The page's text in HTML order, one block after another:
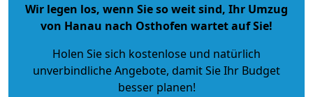
Wir legen los, wenn Sie so weit sind, Ihr Umzug
von Hanau nach Osthofen wartet auf Sie!
Holen Sie sich kostenlose und natürlich
unverbindliche Angebote, damit Sie Ihr Budget
besser planen!